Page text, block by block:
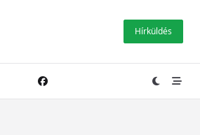
Hírküldés